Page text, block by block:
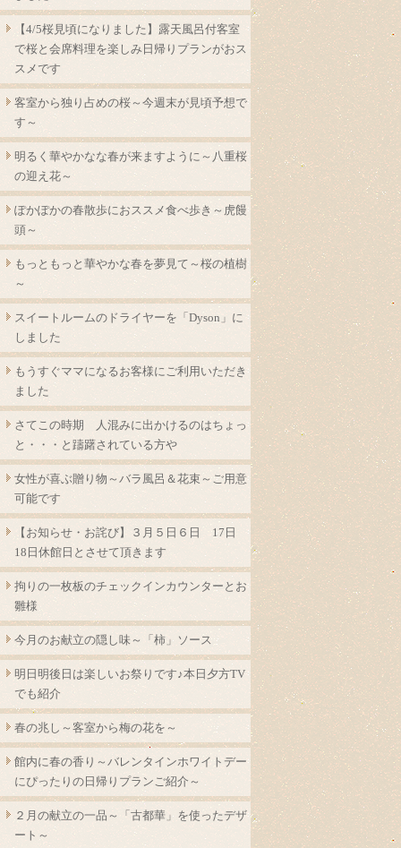
【4/5桜見頃になりました】露天風呂付客室
で桜と会席料理を楽しみ日帰りプランがおス
スメです
客室から独り占めの桜～今週末が見頃予想で
す～
明るく華やかなな春が来ますように～八重桜
の迎え花～
ぽかぽかの春散歩におススメ食べ歩き～虎饅
頭～
もっともっと華やかな春を夢見て～桜の植樹
～
スイートルームのドライヤーを「Dyson」に
しました
もうすぐママになるお客様にご利用いただき
ました
さてこの時期 人混みに出かけるのはちょっ
と・・・と躊躇されている方や
女性が喜ぶ贈り物～バラ風呂＆花束～ご用意
可能です
【お知らせ・お詫び】３月５日６日 17日
18日休館日とさせて頂きます
拘りの一枚板のチェックインカウンターとお
雛様
今月のお献立の隠し味～「柿」ソース
明日明後日は楽しいお祭りです♪本日夕方TV
でも紹介
春の兆し～客室から梅の花を～
館内に春の香り～バレンタインホワイトデー
にぴったりの日帰りプランご紹介～
２月の献立の一品～「古都華」を使ったデザ
ート～